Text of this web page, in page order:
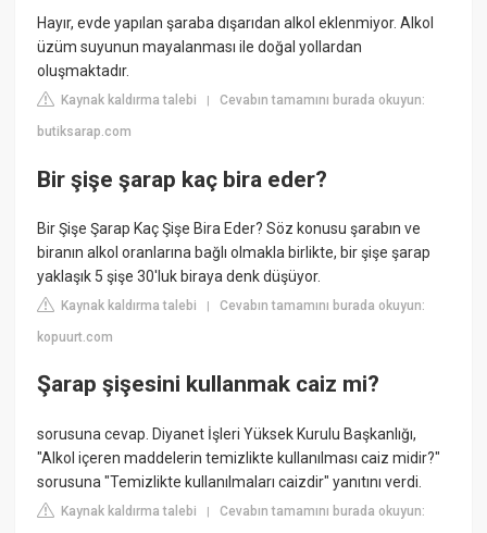
Hayır, evde yapılan şaraba dışarıdan alkol eklenmiyor. Alkol
üzüm suyunun mayalanması ile doğal yollardan
oluşmaktadır.
Kaynak kaldırma talebi |Cevabın tamamını burada okuyun:
butiksarap.com
Bir şişe şarap kaç bira eder?
Bir Şişe Şarap Kaç Şişe Bira Eder? Söz konusu şarabın ve
biranın alkol oranlarına bağlı olmakla birlikte, bir şişe şarap
yaklaşık 5 şişe 30'luk biraya denk düşüyor.
Kaynak kaldırma talebi |Cevabın tamamını burada okuyun:
kopuurt.com
Şarap şişesini kullanmak caiz mi?
sorusuna cevap. Diyanet İşleri Yüksek Kurulu Başkanlığı,
"Alkol içeren maddelerin temizlikte kullanılması caiz midir?"
sorusuna "Temizlikte kullanılmaları caizdir" yanıtını verdi.
Kaynak kaldırma talebi |Cevabın tamamını burada okuyun: